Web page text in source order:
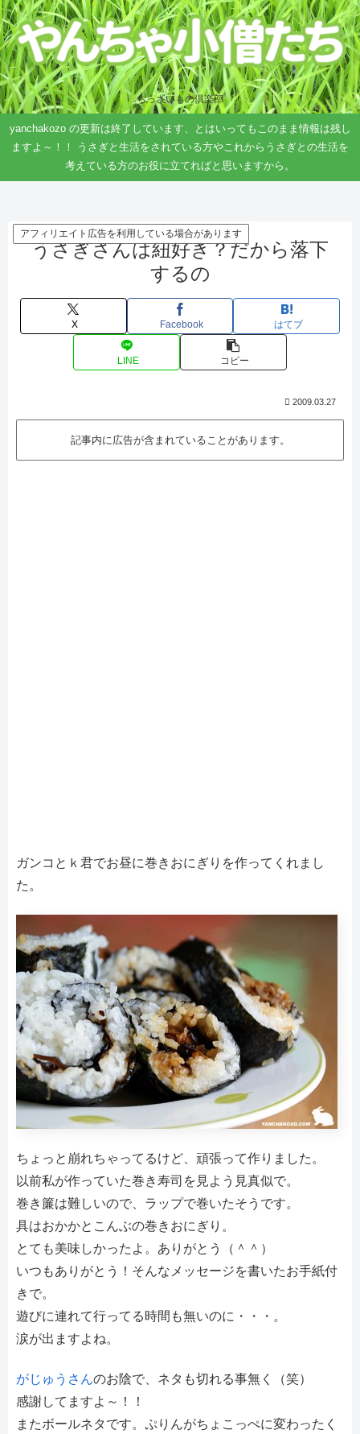
ちっさいもの倶楽部
yanchakozo の更新は終了しています、とはいってもこのまま情報は残し
ますよ～！！ うさぎと生活をされている方やこれからうさぎとの生活を
考えている方のお役に立てればと思いますから。
アフィリエイト広告を利用している場合があります
うさぎさんは紐好き？だから落下
するの
X Facebook はてブ
LINE コピー
2009.03.27
記事内に広告が含まれていることがあります。
ガンコとｋ君でお昼に巻きおにぎりを作ってくれまし
た。
ちょっと崩れちゃってるけど、頑張って作りました。
以前私が作っていた巻き寿司を見よう見真似で。
巻き簾は難しいので、ラップで巻いたそうです。
具はおかかとこんぶの巻きおにぎり。
とても美味しかったよ。ありがとう（＾＾）
いつもありがとう！そんなメッセージを書いたお手紙付
きで。
遊びに連れて行ってる時間も無いのに・・・。
涙が出ますよね。
がじゅうさんのお陰で、ネタも切れる事無く（笑）
感謝してますよ～！！
またボールネタです。ぷりんがちょこっぺに変わったく